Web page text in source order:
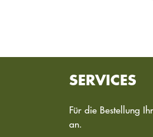
SERVICES
Für die Bestellung
an.